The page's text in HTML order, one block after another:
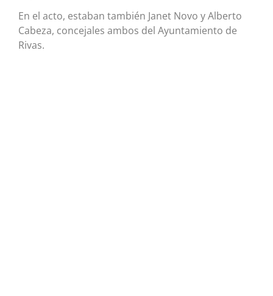
En el acto, estaban también Janet Novo y Alberto
Cabeza, concejales ambos del Ayuntamiento de
Rivas.